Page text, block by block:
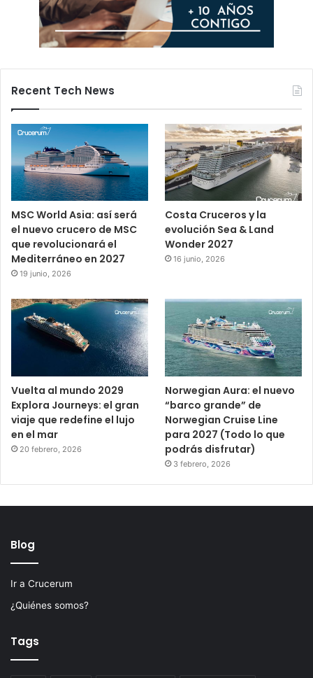
Recent Tech News
MSC World Asia: así será
el nuevo crucero de MSC
que revolucionará el
Mediterráneo en 2027
19 junio, 2026
Costa Cruceros y la
evolución Sea & Land
Wonder 2027
16 junio, 2026
Vuelta al mundo 2029
Explora Journeys: el gran
viaje que redefine el lujo
en el mar
20 febrero, 2026
Norwegian Aura: el nuevo
“barco grande” de
Norwegian Cruise Line
para 2027 (Todo lo que
podrás disfrutar)
3 febrero, 2026
Blog
Ir a Crucerum
¿Quiénes somos?
Tags